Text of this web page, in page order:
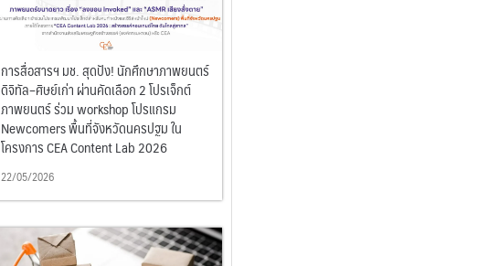
การสื่อสารฯ มช. สุดปัง! นักศึกษาภาพยนตร์
ดิจิทัล–ศิษย์เก่า ผ่านคัดเลือก 2 โปรเจ็กต์
ภาพยนตร์ ร่วม workshop โปรแกรม
Newcomers พื้นที่จังหวัดนครปฐม ใน
โครงการ CEA Content Lab 2026
22/05/2026